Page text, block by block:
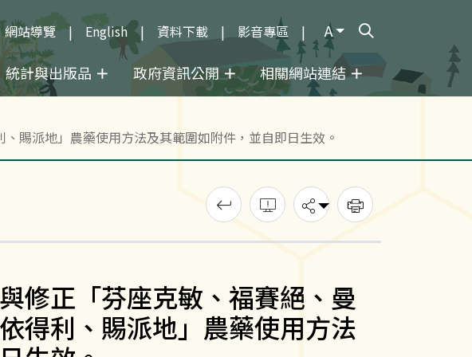
網站導覽 English 資料下載 影音專區 A
打開搜尋輸入框
統計與出版品 政府資訊公開 相關網站連結
賜派地」農藥使用方法及其範圍如附件，並自即日生效。
回上一頁錯誤回報
分享 列印
修正「芬座克敏、福賽絕、曼
得利、賜派地」農藥使用方法